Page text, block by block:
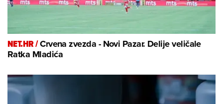
NET.HR /Crvena zvezda - Novi Pazar. Delije veličale
Ratka Mladića